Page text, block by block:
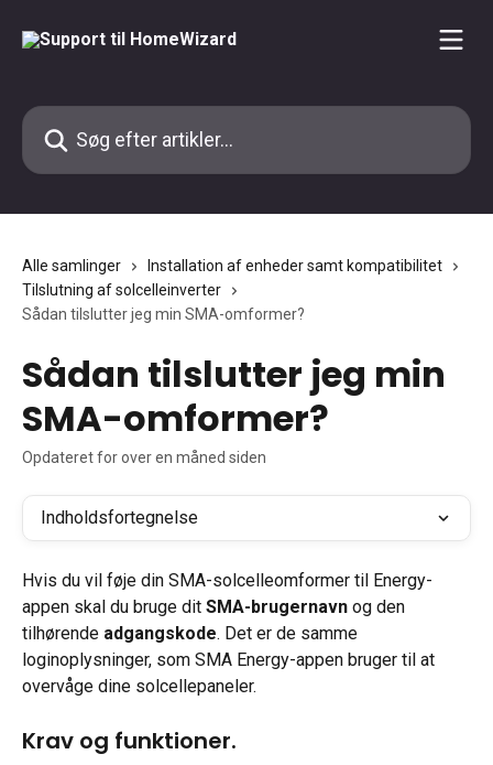
Søg efter artikler...
Alle samlinger
Installation af enheder samt kompatibilitet
Tilslutning af solcelleinverter
Sådan tilslutter jeg min SMA-omformer?
Sådan tilslutter jeg min
SMA-omformer?
Opdateret for over en måned siden
Indholdsfortegnelse
Hvis du vil føje din SMA-solcelleomformer til Energy-
appen skal du bruge dit SMA-brugernavn og den
tilhørende adgangskode. Det er de samme
loginoplysninger, som SMA Energy-appen bruger til at
overvåge dine solcellepaneler.
Krav og funktioner.